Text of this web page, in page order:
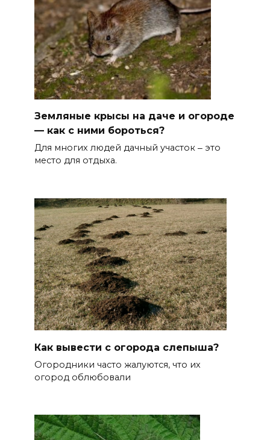
Земляные крысы на даче и огороде
— как с ними бороться?
Для многих людей дачный участок ‒ это
место для отдыха.
Как вывести с огорода слепыша?
Огородники часто жалуются, что их
огород облюбовали